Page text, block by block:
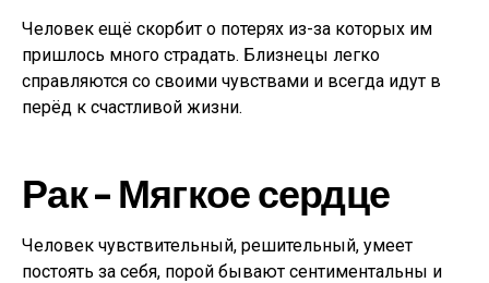
Человек ещё скорбит о потерях из-за которых им
пришлось много страдать. Близнецы легко
справляются со своими чувствами и всегда идут в
перёд к счастливой жизни.
Рак – Мягкое сердце
Человек чувствительный, решительный, умеет
постоять за себя, порой бывают сентиментальны и